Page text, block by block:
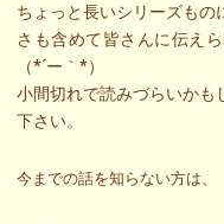
ちょっと長いシリーズもの
さも含めて皆さんに伝え
（*´ー｀*）
小間切れで読みづらいかも
下さい。
今までの話を知らない方は、